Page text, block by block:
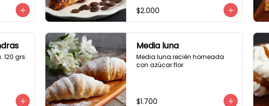
$2.000
grs.
Media luna
Media luna recién horneada
con azúcar flor.
$1.700